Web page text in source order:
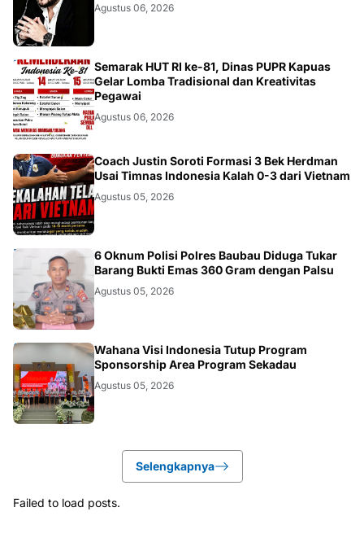
Agustus 06, 2026
DAERAH
Semarak HUT RI ke-81, Dinas PUPR Kapuas
Gelar Lomba Tradisional dan Kreativitas
Pegawai
Agustus 06, 2026
JAKARTA
Coach Justin Soroti Formasi 3 Bek Herdman
Usai Timnas Indonesia Kalah 0-3 dari Vietnam
Agustus 05, 2026
BAUBAU
6 Oknum Polisi Polres Baubau Diduga Tukar
Barang Bukti Emas 360 Gram dengan Palsu
Agustus 05, 2026
KALBAR
Wahana Visi Indonesia Tutup Program
Sponsorship Area Program Sekadau
Agustus 05, 2026
Selengkapnya
Failed to load posts.